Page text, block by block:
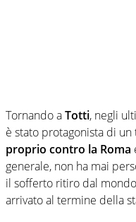
Tornando aTotti, negli
è stato protagonista di
proprio contro la Roma
generale, non ha mai
il sofferto ritiro dal
arrivato al termine della